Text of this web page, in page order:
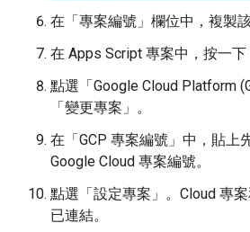
在「專案編號」 欄位中，複製該
在 Apps Script 專案中，按一下
點選「Google Cloud Platform
「變更專案」 。
在「GCP 專案編號」 中，貼上
Google Cloud 專案編號。
點選「設定專案」 。Cloud 專
已連結。